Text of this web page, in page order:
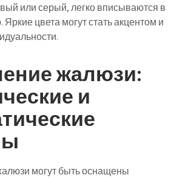
или серый, легко вписываются в
цвета могут стать акцентом и
жалюзи:
и
могут быть оснащены